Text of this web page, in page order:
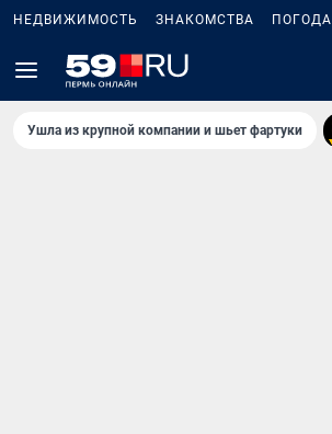
НЕДВИЖИМОСТЬ ЗНАКОМСТВА ПОГОДА
Ушла из крупной компании и шьет фартуки